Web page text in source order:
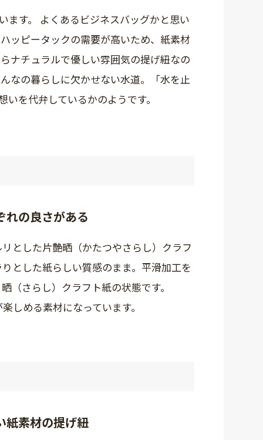
ます。 よくあるビジネスバッグかと思い
ッピータックの需要が高いため、紙素材
ナチュラルで優しい雰囲気の提げ紐なの
なの暮らしに欠かせない水道。「水を止
を代弁しているかのようです。
れの良さがある
とした片艶晒（かたつやさらし）クラフ
とした紙らしい質感のまま。平滑加工を
（さらし）クラフト紙の状態です。
しめる素材になっています。
紙素材の提げ紐